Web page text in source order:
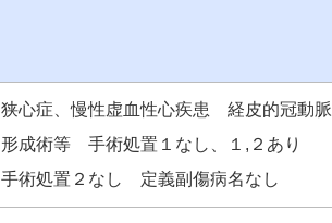
狭心症、慢性虚血性心疾患 経皮的冠動脈
形成術等 手術処置１なし、１,２あり
手術処置２なし 定義副傷病名なし